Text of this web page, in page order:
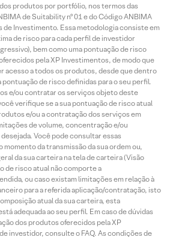
produtos por portfólio, nos termos das
de Suitability nº 01 e do Código ANBIMA
Investimento. Essa metodologia consiste em
de risco para cada perfil de investidor
bem como uma pontuação de risco
pela XP Investimentos, de modo que
acesso a todos os produtos, desde que dentro
de risco definidas para o seu perfil.
e/ou contratar os serviços objeto deste
verifique se a sua pontuação de risco atual
e/ou a contratação dos serviços em
de volume, concentração e/ou
Você pode consultar essas
da transmissão da sua ordem ou,
da sua carteira na tela de carteira (Visão
de risco atual não comporte a
ou caso existam limitações em relação à
para a referida aplicação/contratação, isto
atual da sua carteira, esta
adequada ao seu perfil. Em caso de dúvidas
dos produtos oferecidos pela XP
investidor, consulte o FAQ. As condições de